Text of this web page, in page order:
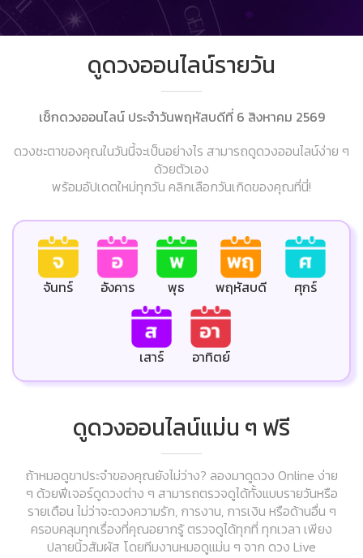
ดูดวงออนไลน์รายวัน
เช็กดวงออนไลน์ ประจำวันพฤหัสบดีที่ 6 สิงหาคม 2569
ดวงชะตาของคุณในวันนี้จะเป็นอย่างไร สามารถดูดวงออนไลน์ง่าย ๆ
ด้วยตัวเอง
พร้อมอัปเดตใหม่ทุกวัน คลิกเลือกวันเกิดของคุณที่นี่!
จันทร์ อังคาร พุธ พฤหัสบดี ศุกร์
เสาร์ อาทิตย์
ดูดวงออนไลน์แม่น ๆ ฟรี
ถ้าหมอดูขาประจำของคุณยังไม่ว่าง? ลองมาดูดวง Online ง่าย
ๆ ด้วยฟีเจอร์ดูดวงต่าง ๆ สามารถตรวจดูได้ทั้งแบบรายวันหรือ
รายเดือน ไม่ว่าจะดวงความรัก, การงาน, การเงิน หรือด้านอื่น ๆ
ครอบคลุมทุกเรื่องที่คุณอยากรู้ ตรวจดูได้ทุกที่ ทุกเวลา เพียง
ปลายนิ้วสัมผัส โดยทีมงานหมอดูแม่น ๆ จาก ดวง Live